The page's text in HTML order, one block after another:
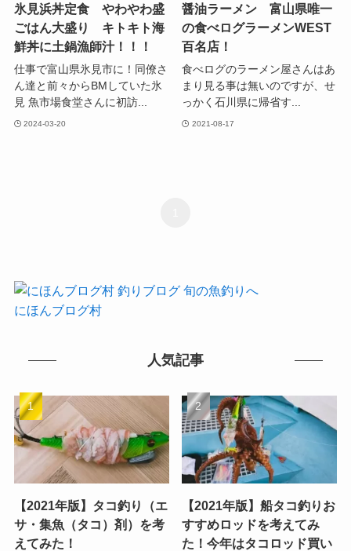
氷見浜丼定食 やわやわ盛
ごはん大盛り キトキト海
鮮丼に土鍋漁師汁！！！
仕事で富山県氷見市に！同僚さ
ん達と前々からBMしていた氷
見 魚市場食堂さんに初訪...
2024-03-20
醤油ラーメン 富山県唯一
の食べログラーメンWEST
百名店！
食べログのラーメン屋さんはあ
まり見る事は無いのですが、せ
っかく石川県に帰省す...
2021-08-17
にほんブログ村
人気記事
【2021年版】タコ釣り（エ
サ・集魚（タコ）剤）を考
えてみた！
【2021年版】船タコ釣りお
すすめロッドを考えてみ
た！今年はタコロッド買い